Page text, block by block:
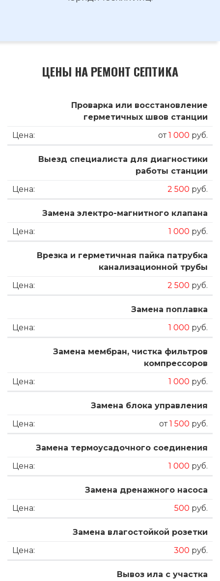
ЦЕНЫ НА РЕМОНТ СЕПТИКА
Проварка или восстановление
герметичных швов станции
от1 000 руб.
Выезд специалиста для диагностики
работы станции
2 500 руб.
Замена электро-магнитного клапана
1 000 руб.
Врезка и герметичная пайка патрубка
канализационной трубы
2 500 руб.
Замена поплавка
1 000 руб.
Замена мембран, чистка фильтров
компрессоров
1 000 руб.
Замена блока управления
от1 500 руб.
Замена термоусадочного соединения
1 000 руб.
Замена дренажного насоса
500 руб.
Замена влагостойкой розетки
300 руб.
Вывоз ила с участка